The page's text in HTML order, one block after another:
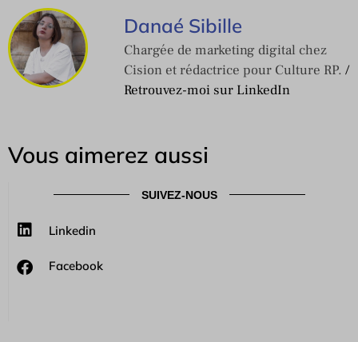
Danaé Sibille
Chargée de marketing digital chez
Cision et rédactrice pour Culture RP. /
Retrouvez-moi sur LinkedIn
Vous aimerez aussi
SUIVEZ-NOUS
Linkedin
Facebook